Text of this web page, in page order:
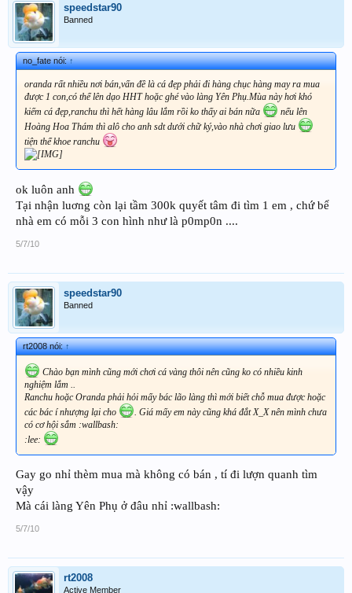
speedstar90
Banned
no_fate nói:↑
oranda rất nhiều nơi bán,vấn đề là cá đẹp phải đi hàng chục hàng may ra mua
được 1 con,có thể lên dạo HHT hoặc ghé vào làng Yên Phụ.Mùa này hơi khó
kiếm cá đẹp,ranchu thì hết hàng lâu lắm rồi ko thấy ai bán nữa
nếu lên
Hoàng Hoa Thám thì alô cho anh sdt dưới chữ ký,vào nhà chơi giao lưu
tiện thể khoe ranchu
ok luôn anh
Tại nhận luơng còn lại tầm 300k quyết tâm đi tìm 1 em , chứ bể
nhà em có mỗi 3 con hình như là p0mp0n ....
5/7/10
speedstar90
Banned
rt2008 nói:↑
Chào bạn mình cũng mới chơi cá vàng thôi nên cũng ko có nhiều kinh
nghiệm lắm ..
Ranchu hoặc Oranda phải hỏi mấy bác lão làng thì mới biết chỗ mua được hoặc
các bác í nhượng lại cho
. Giá mấy em này cũng khá đắt X_X nên mình chưa
có cơ hội sắm :wallbash:
:lee:
Gay go nhỉ thèm mua mà không có bán , tí đi lượn quanh tìm
vậy
Mà cái làng Yên Phụ ở đâu nhỉ :wallbash:
5/7/10
rt2008
Active Member